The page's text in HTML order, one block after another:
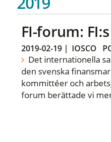
FI-forum:
2019-02-19| IOSCO
Det internationella
den svenska
kommittéer och
forum berättade vi